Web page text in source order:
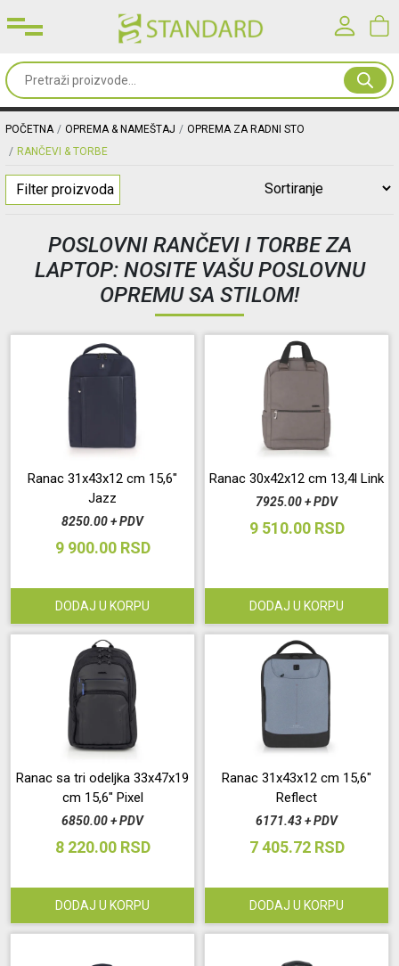
Sve
od
papira
Kancelarijski
materijal
Toneri
nameštaj
Održavanje
Registracija
korisnika
Korisničko ime*
PRIJAVA
Registracija | Zaboravljena lozinka?
POČETNA OPREMA & NAMEŠTAJ
OPREMA ZA RADNI STO
RANČEVI & TORBE
Filter proizvoda
POSLOVNI RANČEVI I TORBE ZA
LAPTOP: NOSITE VAŠU POSLOVNU
OPREMU SA STILOM!
Ranac 31x43x12 cm 15,6"
Jazz
8250.00 + PDV
9 900.00 RSD
DODAJ U KORPU
Ranac 30x42x12 cm 13,4l Link
7925.00 + PDV
9 510.00 RSD
DODAJ U KORPU
Ranac sa tri odeljka 33x47x19
cm 15,6" Pixel
6850.00 + PDV
8 220.00 RSD
DODAJ U KORPU
Ranac 31x43x12 cm 15,6"
Reflect
6171.43 + PDV
7 405.72 RSD
DODAJ U KORPU